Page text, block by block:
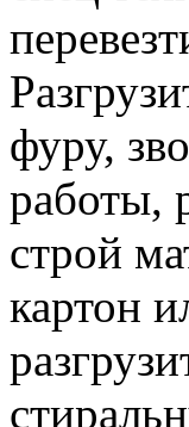
фуру,
работы,
строй
картон